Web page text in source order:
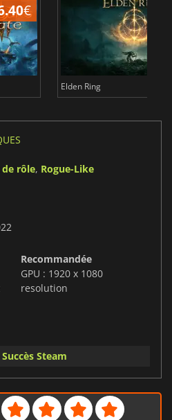
€
Elden Ring
de rôle, Rogue-Like
Recommandée
GPU : 1920 x 1080
resolution
Steam